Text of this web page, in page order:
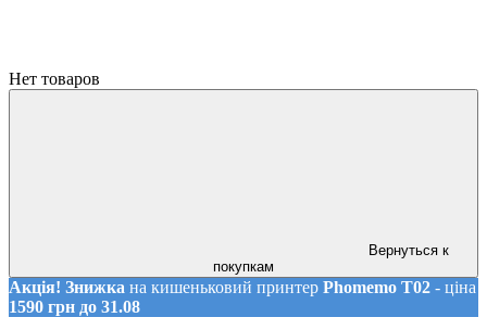
Нет товаров
Вернуться к
покупкам
Акція! Знижка на кишеньковий принтер Phomemo T02 - ціна
1590 грн до 31.08